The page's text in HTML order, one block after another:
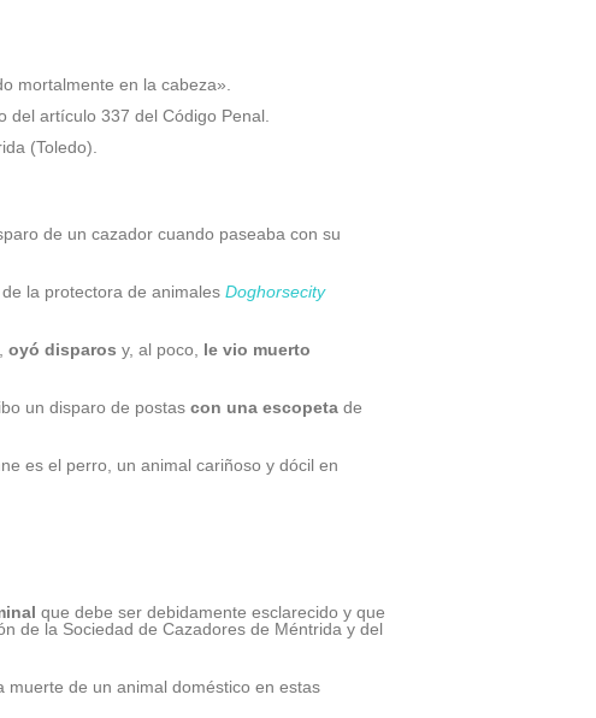
mortalmente en la cabeza».
artículo 337 del Código Penal.
(Toledo).
de un cazador cuando paseaba con su
de la protectora de animales Doghorsecity
oyó disparos y, al poco, le vio muerto
un disparo de postas con una escopeta de
es el perro, un animal cariñoso y dócil en
que debe ser debidamente esclarecido y que
de la Sociedad de Cazadores de Méntrida y del
muerte de un animal doméstico en estas